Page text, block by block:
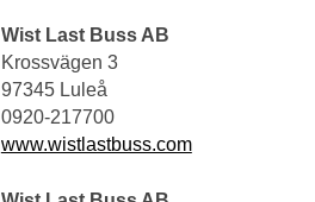
Wist Last Buss AB
Krossvägen 3
97345 Luleå
0920-217700
www.wistlastbuss.com